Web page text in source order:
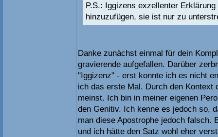
P.S.: Iggizens exzellenter
hinzuzufügen, sie ist nur zu
Danke zunächst einmal für dein
gravierende aufgefallen. Darüber
"Iggizenz" - erst konnte ich es nicht
ich das erste Mal. Durch den Kontext
meinst. Ich bin in meiner eigenen
den Genitiv. Ich kenne es jedoch so,
man diese Apostrophe jedoch falsch.
und ich hätte den Satz wohl eher